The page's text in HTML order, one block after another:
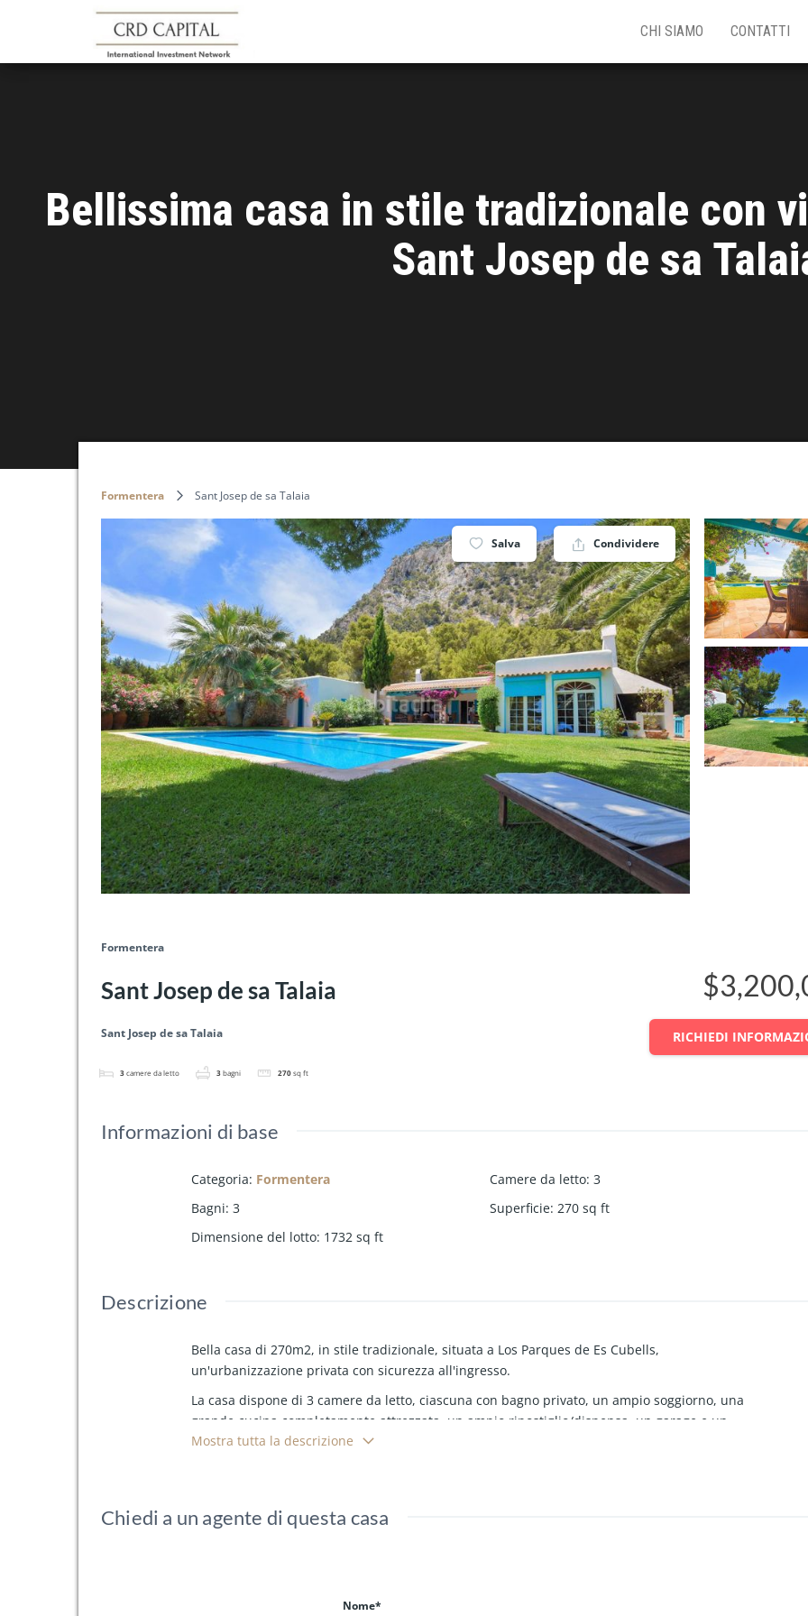
CHI SIAMO CONTATTI
Bellissima casa in stile tradizionale con
Sant Josep de sa
Formentera Sant Josep de sa Talaia
Salva Condividere
Formentera
Sant Josep de sa Talaia
Sant Josep de sa Talaia
3 camere da letto 3 bagni 270 sq ft
RICHIEDI
Informazioni di base
Categoria: Formentera Camere da letto: 3
Bagni: 3 Superficie: 270 sq ft
Dimensione del lotto: 1732 sq ft
Descrizione
Bella casa di 270m2, in stile tradizionale, situata a Los Parques de Es Cubells,
un'urbanizzazione privata con sicurezza all'ingresso.
La casa dispone di 3 camere da letto, ciascuna con bagno privato, un ampio soggiorno, una
grande cucina completamente attrezzata, un ampio ripostiglio/dispensa, un garage e un
magnifico giardino con piscina e barbecue.
Mostra tutta la descrizione
Chiedi a un agente di questa casa
Nome*